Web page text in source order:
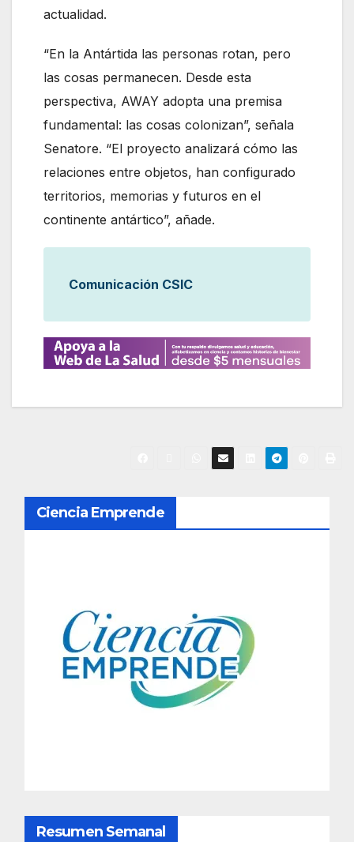
actualidad.
“En la Antártida las personas rotan, pero
las cosas permanecen. Desde esta
perspectiva, AWAY adopta una premisa
fundamental: las cosas colonizan”, señala
Senatore. “El proyecto analizará cómo las
relaciones entre objetos, han configurado
territorios, memorias y futuros en el
continente antártico”, añade.
Comunicación CSIC
N
a
d
Ciencia Emprende
Resumen Semanal